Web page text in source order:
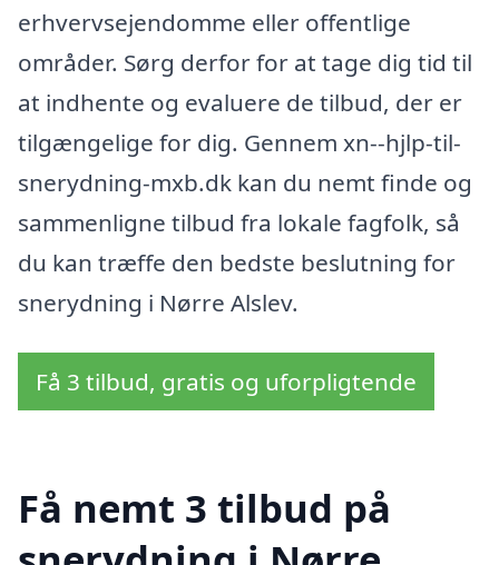
erhvervsejendomme eller offentlige
områder. Sørg derfor for at tage dig tid til
at indhente og evaluere de tilbud, der er
tilgængelige for dig. Gennem xn--hjlp-til-
snerydning-mxb.dk kan du nemt finde og
sammenligne tilbud fra lokale fagfolk, så
du kan træffe den bedste beslutning for
snerydning i Nørre Alslev.
Få 3 tilbud, gratis og uforpligtende
Få nemt 3 tilbud på